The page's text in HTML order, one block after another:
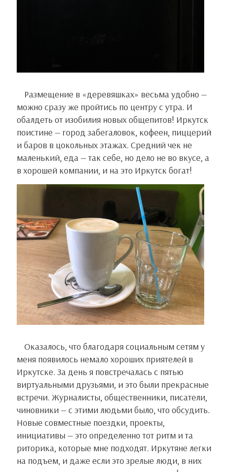
Размещение в «деревяшках» весьма удобно —
можно сразу же пройтись по центру с утра. И
обалдеть от изобилия новых общепитов! Иркутск
поистине — город забегаловок, кофеен, пиццерий
и баров в цокольных этажах. Средний чек не
маленький, еда — так себе, но дело не во вкусе, а
в хорошей компании, и на это Иркутск богат!
Оказалось, что благодаря социальным сетям у
меня появилось немало хороших приятелей в
Иркутске. За день я повстречалась с пятью
виртуальными друзьями, и это были прекрасные
встречи. Журналисты, общественники, писатели,
чиновники — с этими людьми было, что обсудить.
Новые совместные поездки, проекты,
инициативы — это определенно тот ритм и та
риторика, которые мне подходят. Иркутяне легки
на подъем, и даже если это зрелые люди, в них